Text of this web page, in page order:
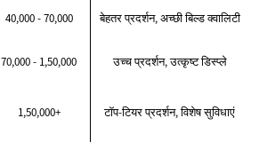
40,000 - 70,000 बेहतर प्रदर्शन, अच्छी बिल्ड क्वालिटी
70,000 - 1,50,000 उच्च प्रदर्शन, उत्कृष्ट डिस्प्ले
1,50,000+ टॉप-टियर प्रदर्शन, विशेष सुविधाएं